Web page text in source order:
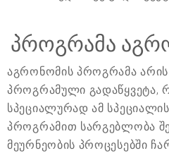
პროგრამა
აგრონომის პროგრამა
პროგრამული გადაწყვეტა,
სპეციალურად ამ
პროგრამით სარგებლობა
მეურნეობის პროცესებში